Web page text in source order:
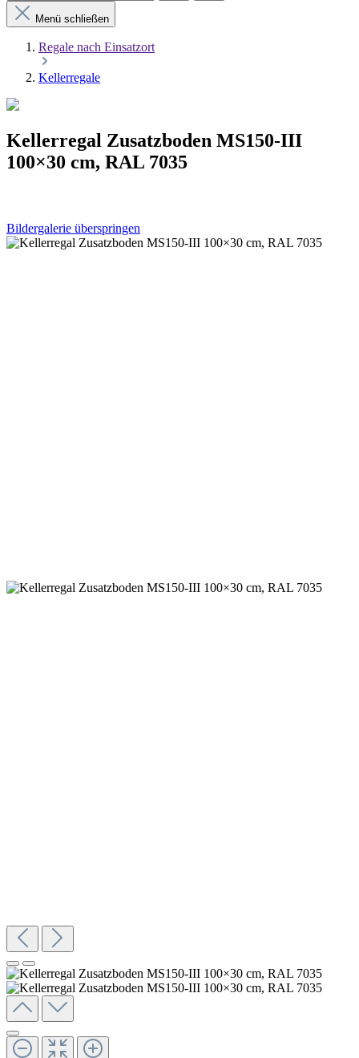
Menü schließen
Regale nach Einsatzort
Kellerregale
Kellerregal Zusatzboden MS150-III
100×30 cm, RAL 7035
Bildergalerie überspringen